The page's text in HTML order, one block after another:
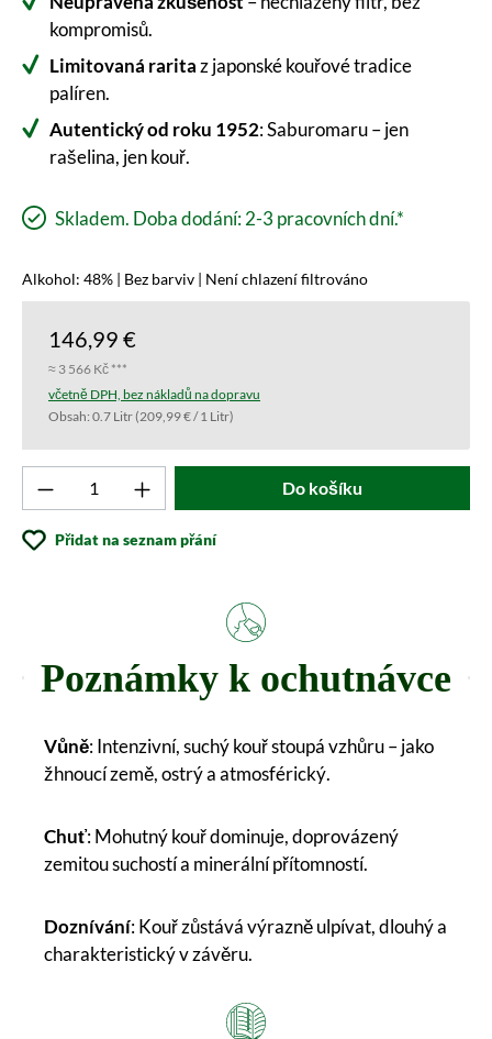
kompromisů.
Limitovaná raritaz japonské kouřové tradice
palíren.
Autentický od roku 1952: Saburomaru – jen
rašelina, jen kouř.
Skladem. Doba dodání: 2-3 pracovních dní.*
Alkohol: 48% | Bez barviv | Není chlazení filtrováno
146,99 €
≈ 3 566 Kč ***
včetně DPH, bez nákladů na dopravu
Obsah: 0.7 Litr(209,99 € / 1 Litr)
Produkt počet: Zadejte požadovanou
Do košíku
Přidat na seznam přání
Poznámky k ochutnávce
Vůně: Intenzivní, suchý kouř stoupá vzhůru – jako
žhnoucí země, ostrý a atmosférický.
Chuť: Mohutný kouř dominuje, doprovázený
zemitou suchostí a minerální přítomností.
Doznívání: Kouř zůstává výrazně ulpívat, dlouhý a
charakteristický v závěru.